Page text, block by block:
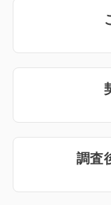
調査